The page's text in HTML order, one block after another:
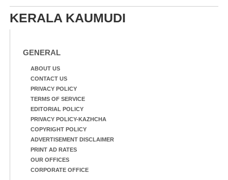
KERALA KAUMUDI
GENERAL
ABOUT US
CONTACT US
PRIVACY POLICY
TERMS OF SERVICE
EDITORIAL POLICY
PRIVACY POLICY-KAZHCHA
COPYRIGHT POLICY
ADVERTISEMENT DISCLAIMER
PRINT AD RATES
OUR OFFICES
CORPORATE OFFICE